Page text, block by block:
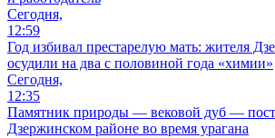
Сегодня,
12:59
Год избивал престарелую мать: жителя
осудили на два с половиной года «химии»
Сегодня,
12:35
Памятник природы — вековой дуб —
Дзержинском районе во время урагана